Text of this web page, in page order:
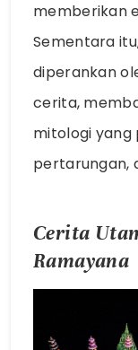
memberikan
Sementara
diperankan
cerita,
mitologi yang
pertarungan,
Cerita
Ramayana